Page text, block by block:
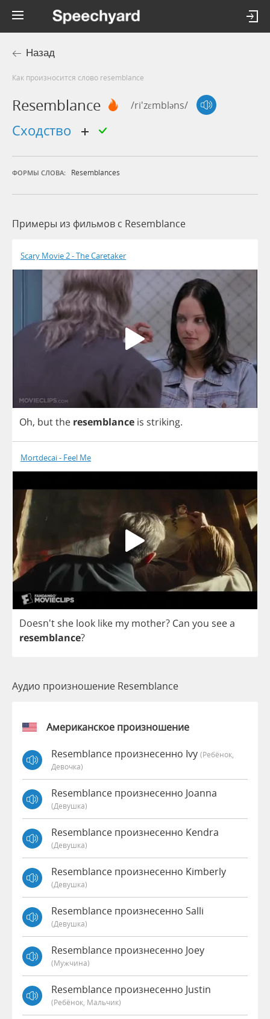
Назад
Как произносится слово resemblance
Resemblance /ri'zɛmbləns/
сходство
ФОРМЫ СЛОВА: Resemblances
Примеры из фильмов c Resemblance
Scary Movie 2 - The Caretaker
Oh, butthe resemblance is striking.
Mortdecai - Feel Me
Doesn't she look like my mother? Can you seea
resemblance?
Аудио произношение Resemblance
Американское произношение
Resemblance произнесенно Ivy (Ребёнок,
Девочка)
Resemblance произнесенно Joanna
(девушка)
Resemblance произнесенно Kendra
(девушка)
Resemblance произнесенно Kimberly
(девушка)
Resemblance произнесенно Salli
(девушка)
Resemblance произнесенно Joey
(мужчина)
Resemblance произнесенно Justin
(Ребёнок, Мальчик)